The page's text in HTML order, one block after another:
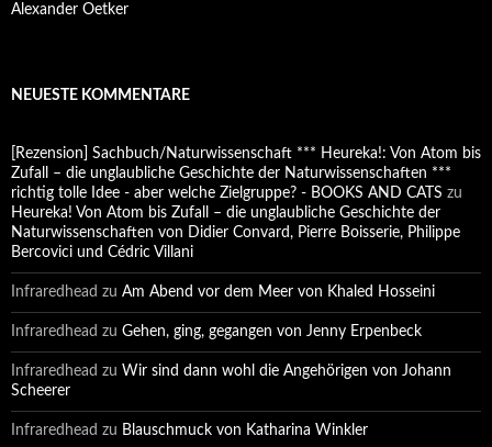
Alexander Oetker
NEUESTE KOMMENTARE
[Rezension] Sachbuch/Naturwissenschaft *** Heureka!: Von Atom bis
Zufall – die unglaubliche Geschichte der Naturwissenschaften ***
richtig tolle Idee - aber welche Zielgruppe? - BOOKS AND CATS zu
Heureka! Von Atom bis Zufall – die unglaubliche Geschichte der
Naturwissenschaften von Didier Convard, Pierre Boisserie, Philippe
Bercovici und Cédric Villani
Infraredhead zu Am Abend vor dem Meer von Khaled Hosseini
Infraredhead zu Gehen, ging, gegangen von Jenny Erpenbeck
Infraredhead zu Wir sind dann wohl die Angehörigen von Johann
Scheerer
Infraredhead zu Blauschmuck von Katharina Winkler